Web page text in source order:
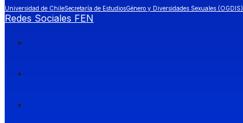
Universidad de ChileSecretaría de EstudiosGénero y Diversidades Sexuales (OGDIS)
Redes Sociales FEN